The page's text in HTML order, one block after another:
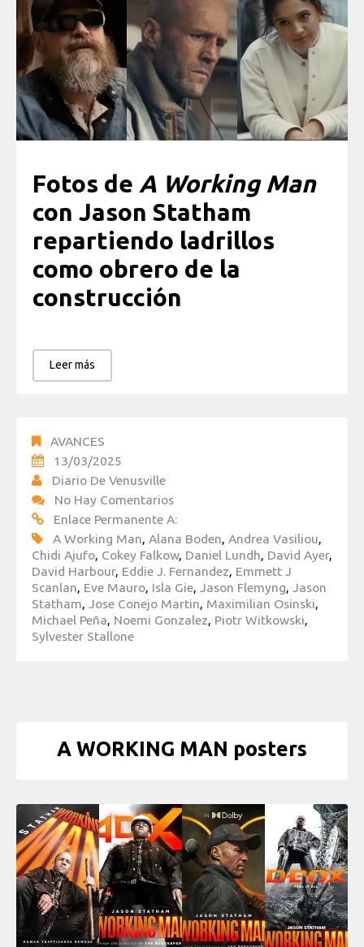
Fotos de A Working Man
con Jason Statham
repartiendo ladrillos
como obrero de la
construcción
Leer más
AVANCES
13/03/2025
Diario De Venusville
No Hay Comentarios
Enlace Permanente A:
A Working Man, Alana Boden, Andrea Vasiliou,
Chidi Ajufo, Cokey Falkow, Daniel Lundh, David Ayer,
David Harbour, Eddie J. Fernandez, Emmett J
Scanlan, Eve Mauro, Isla Gie, Jason Flemyng, Jason
Statham, Jose Conejo Martin, Maximilian Osinski,
Michael Peña, Noemi Gonzalez, Piotr Witkowski,
Sylvester Stallone
A WORKING MAN posters